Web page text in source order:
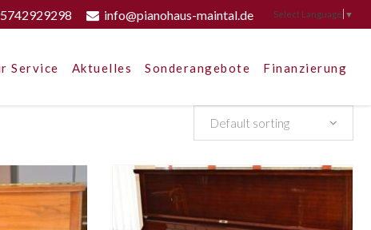
info@pianohaus-maintal.de Select Language ▼
Service Aktuelles Sonderangebote Finanzierung
Default sorting